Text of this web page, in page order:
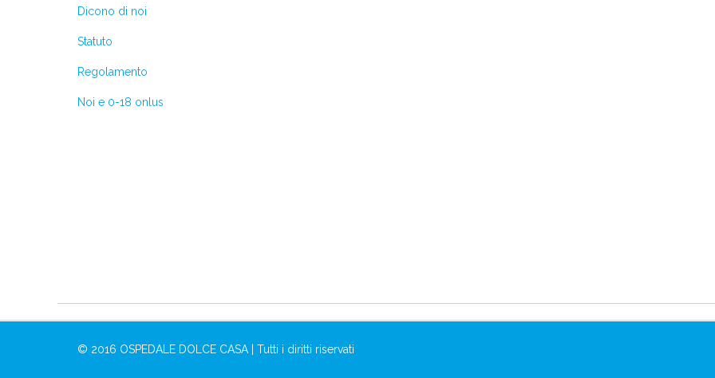
Dicono di noi
Statuto
Regolamento
Noi e 0-18 onlus
© 2016 OSPEDALE DOLCE CASA | Tutti i diritti riservati